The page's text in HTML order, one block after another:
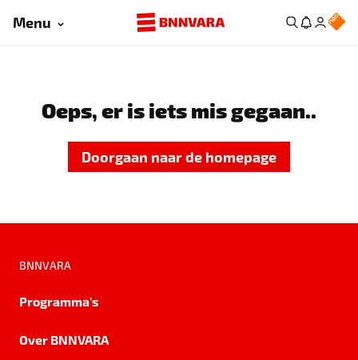
Menu
Oeps, er is iets mis gegaan..
Doorgaan naar de homepage
BNNVARA
Programma's
Over BNNVARA